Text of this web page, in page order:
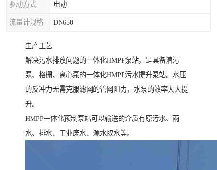
驱动方式 电动
流量计规格 DN650
生产工艺
解决污水排放问题的一体化HMPP泵站，是具备潜污
泵、格栅、离心泵的一体化HMPP污水提升泵站。水压
的反冲力无需克服滤网的管网阻力，水泵的效率大大提
升。
HMPP一体化预制泵站可以输送的介质有原污水、雨
水、排水、工业废水、源水取水等。